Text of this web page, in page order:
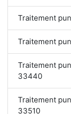
Traitement
Traitement
Traitement
33440
Traitement
33510